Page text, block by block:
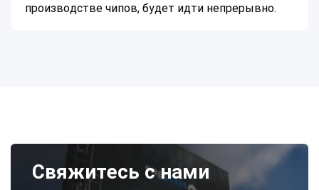
производстве чипов, будет идти непрерывно.
Свяжитесь с нами